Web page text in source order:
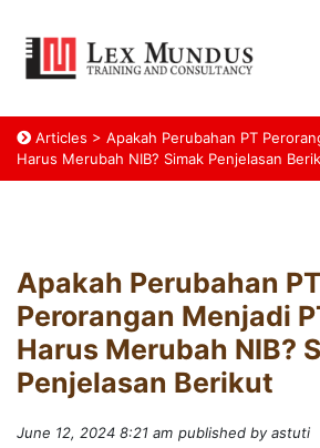
Articles > Apakah Perubahan PT
Harus Merubah NIB? Simak Penjelasan
Apakah Perubahan PT
Perorangan Menjadi
Harus Merubah NIB?
Penjelasan Berikut
June 12, 2024 8:21 am published by astuti